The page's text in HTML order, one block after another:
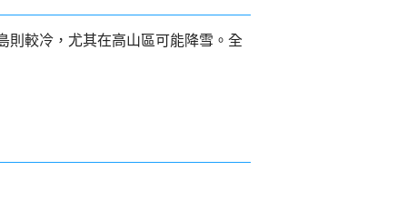
則較冷，尤其在高山區可能降雪。全